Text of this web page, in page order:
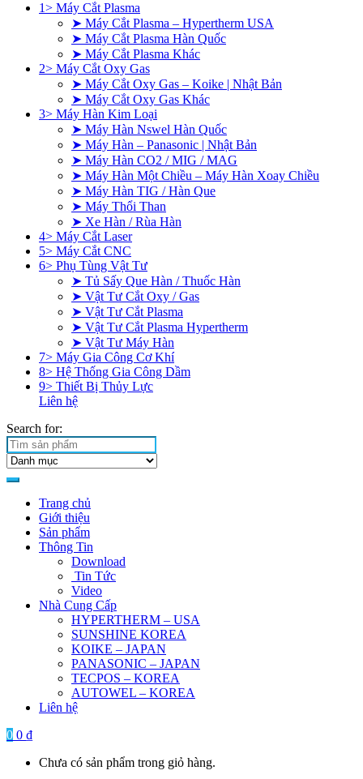
1> Máy Cắt Plasma
➤ Máy Cắt Plasma – Hypertherm USA
➤ Máy Cắt Plasma Hàn Quốc
➤ Máy Cắt Plasma Khác
2> Máy Cắt Oxy Gas
➤ Máy Cắt Oxy Gas – Koike | Nhật Bản
➤ Máy Cắt Oxy Gas Khác
3> Máy Hàn Kim Loại
➤ Máy Hàn Nswel Hàn Quốc
➤ Máy Hàn – Panasonic | Nhật Bản
➤ Máy Hàn CO2 / MIG / MAG
➤ Máy Hàn Một Chiều – Máy Hàn Xoay Chiều
➤ Máy Hàn TIG / Hàn Que
➤ Máy Thổi Than
➤ Xe Hàn / Rùa Hàn
4> Máy Cắt Laser
5> Máy Cắt CNC
6> Phụ Tùng Vật Tư
➤ Tủ Sấy Que Hàn / Thuốc Hàn
➤ Vật Tư Cắt Oxy / Gas
➤ Vật Tư Cắt Plasma
➤ Vật Tư Cắt Plasma Hypertherm
➤ Vật Tư Máy Hàn
7> Máy Gia Công Cơ Khí
8> Hệ Thống Gia Công Dầm
9> Thiết Bị Thủy Lực
Liên hệ
Search for:
Trang chủ
Giới thiệu
Sản phẩm
Thông Tin
Download
Tin Tức
Video
Nhà Cung Cấp
HYPERTHERM – USA
SUNSHINE KOREA
KOIKE – JAPAN
PANASONIC – JAPAN
TECPOS – KOREA
AUTOWEL – KOREA
Liên hệ
0 0 ₫
Chưa có sản phẩm trong giỏ hàng.